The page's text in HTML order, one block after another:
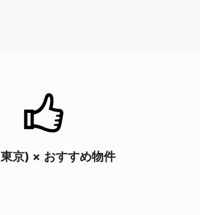
京) × おすすめ物件